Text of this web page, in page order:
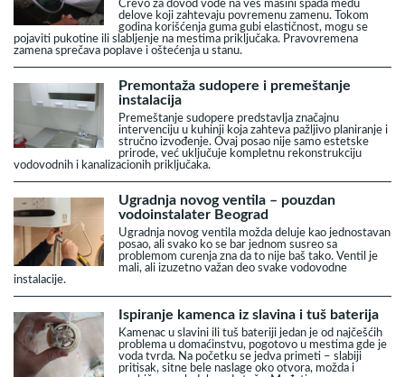
Crevo za dovod vode na veš mašini spada među
delove koji zahtevaju povremenu zamenu. Tokom
godina korišćenja guma gubi elastičnost, mogu se
pojaviti pukotine ili slabljenje na mestima priključaka. Pravovremena
zamena sprečava poplave i oštećenja u stanu.
Premontaža sudopere i premeštanje
instalacija
Premeštanje sudopere predstavlja značajnu
intervenciju u kuhinji koja zahteva pažljivo planiranje i
stručno izvođenje. Ovaj posao nije samo estetske
prirode, već uključuje kompletnu rekonstrukciju
vodovodnih i kanalizacionih priključaka.
Ugradnja novog ventila – pouzdan
vodoinstalater Beograd
Ugradnja novog ventila možda deluje kao jednostavan
posao, ali svako ko se bar jednom susreo sa
problemom curenja zna da to nije baš tako. Ventil je
mali, ali izuzetno važan deo svake vodovodne
instalacije.
Ispiranje kamenca iz slavina i tuš baterija
Kamenac u slavini ili tuš bateriji jedan je od najčešćih
problema u domaćinstvu, pogotovo u mestima gde je
voda tvrda. Na početku se jedva primeti – slabiji
pritisak, sitne bele naslage oko otvora, možda i